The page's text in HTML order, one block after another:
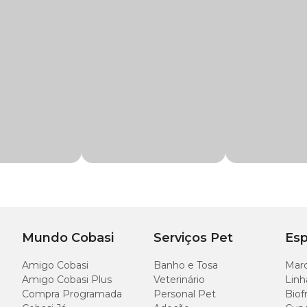
indicada de 5 a 10mg/kg de peso do animal, de duas a três vezes ao dia.
Mundo Cobasi
Amigo Cobasi
Amigo Cobasi Plus
Compra Programada
Serviços Pet
Banho e Tosa
Veterinário
Personal Pet